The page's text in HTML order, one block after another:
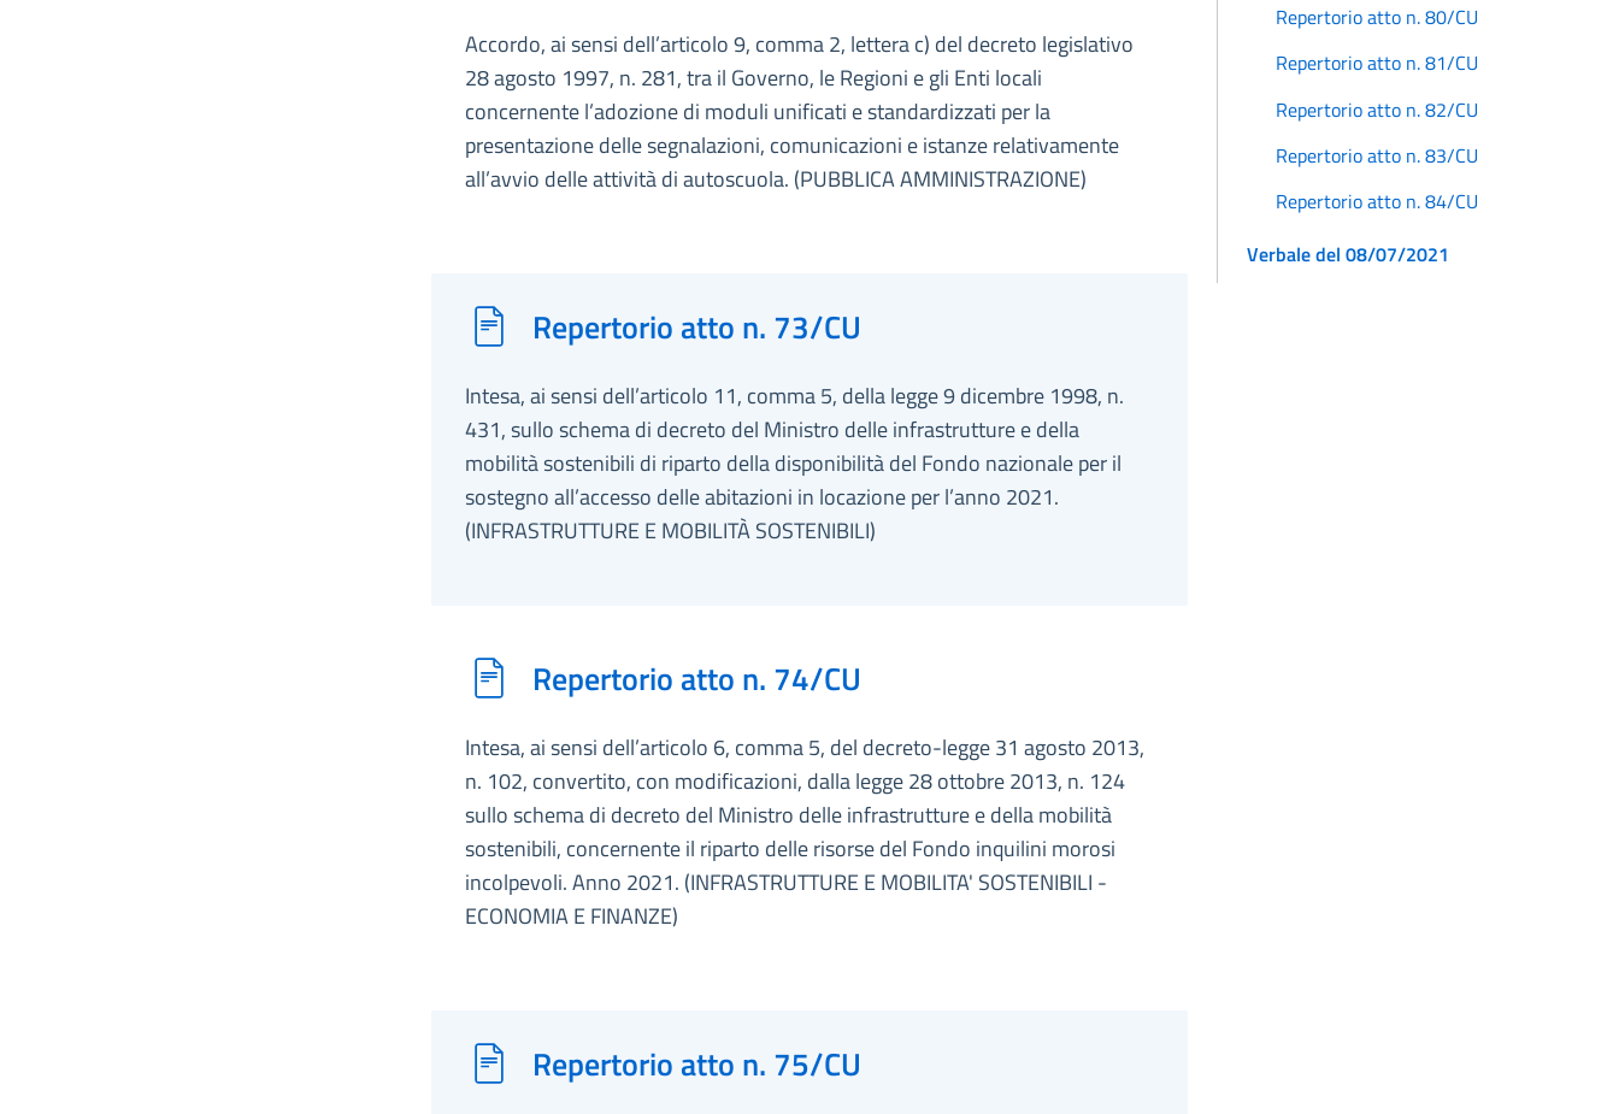
Accordo, ai sensi dell’articolo 9, comma 2, lettera c) del decreto legislativo
28 agosto 1997, n. 281, tra il Governo, le Regioni e gli Enti locali
concernente l’adozione di moduli unificati e standardizzati per la
presentazione delle segnalazioni, comunicazioni e istanze relativamente
all’avvio delle attività di autoscuola. (PUBBLICA AMMINISTRAZIONE)
Repertorio atto n. 73/CU
Intesa, ai sensi dell’articolo 11, comma 5, della legge 9 dicembre 1998, n.
431, sullo schema di decreto del Ministro delle infrastrutture e della
mobilità sostenibili di riparto della disponibilità del Fondo nazionale per il
sostegno all’accesso delle abitazioni in locazione per l’anno 2021.
(INFRASTRUTTURE E MOBILITÀ SOSTENIBILI)
Repertorio atto n. 74/CU
Intesa, ai sensi dell’articolo 6, comma 5, del decreto-legge 31 agosto 2013,
n. 102, convertito, con modificazioni, dalla legge 28 ottobre 2013, n. 124
sullo schema di decreto del Ministro delle infrastrutture e della mobilità
sostenibili, concernente il riparto delle risorse del Fondo inquilini morosi
incolpevoli. Anno 2021. (INFRASTRUTTURE E MOBILITA' SOSTENIBILI -
ECONOMIA E FINANZE)
Repertorio atto n. 75/CU
Repertorio atto n. 80/CU
Repertorio atto n. 81/CU
Repertorio atto n. 82/CU
Repertorio atto n. 83/CU
Repertorio atto n. 84/CU
Verbale del 08/07/2021